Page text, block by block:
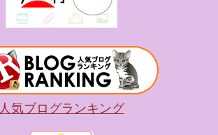
人気ブログランキング